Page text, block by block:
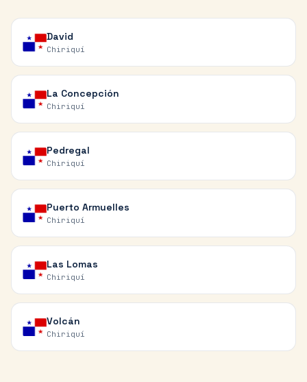
David
Chiriquí
La Concepción
Chiriquí
Pedregal
Chiriquí
Puerto Armuelles
Chiriquí
Las Lomas
Chiriquí
Volcán
Chiriquí